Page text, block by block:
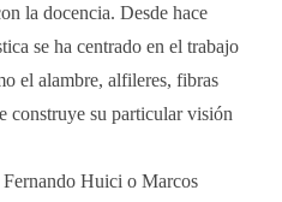
la docencia. Desde hace
se ha centrado en el trabajo
el alambre, alfileres, fibras
construye su particular visión
Huici o Marcos